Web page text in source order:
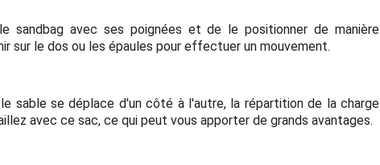
sandbag avec ses poignées et de le positionner de manière
sur le dos ou les épaules pour effectuer un mouvement.
sable se déplace d'un côté à l'autre, la répartition de la charge
avec ce sac, ce qui peut vous apporter de grands avantages.